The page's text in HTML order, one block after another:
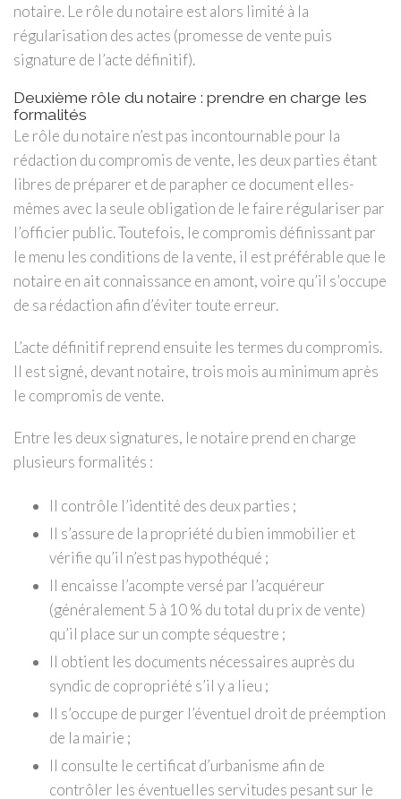
notaire. Le rôle du notaire est alors limité à la
régularisation des actes (promesse de vente puis
signature de l’acte définitif).
Deuxième rôle du notaire : prendre en charge les
formalités
Le rôle du notaire n’est pas incontournable pour la
rédaction du compromis de vente, les deux parties étant
libres de préparer et de parapher ce document elles-
mêmes avec la seule obligation de le faire régulariser par
l’officier public. Toutefois, le compromis définissant par
le menu les conditions de la vente, il est préférable que le
notaire en ait connaissance en amont, voire qu’il s’occupe
de sa rédaction afin d’éviter toute erreur.
L’acte définitif reprend ensuite les termes du compromis.
Il est signé, devant notaire, trois mois au minimum après
le compromis de vente.
Entre les deux signatures, le notaire prend en charge
plusieurs formalités :
Il contrôle l’identité des deux parties ;
Il s’assure de la propriété du bien immobilier et
vérifie qu’il n’est pas hypothéqué ;
Il encaisse l’acompte versé par l’acquéreur
(généralement 5 à 10 % du total du prix de vente)
qu’il place sur un compte séquestre ;
Il obtient les documents nécessaires auprès du
syndic de copropriété s’il y a lieu ;
Il s’occupe de purger l’éventuel droit de préemption
de la mairie ;
Il consulte le certificat d’urbanisme afin de
contrôler les éventuelles servitudes pesant sur le